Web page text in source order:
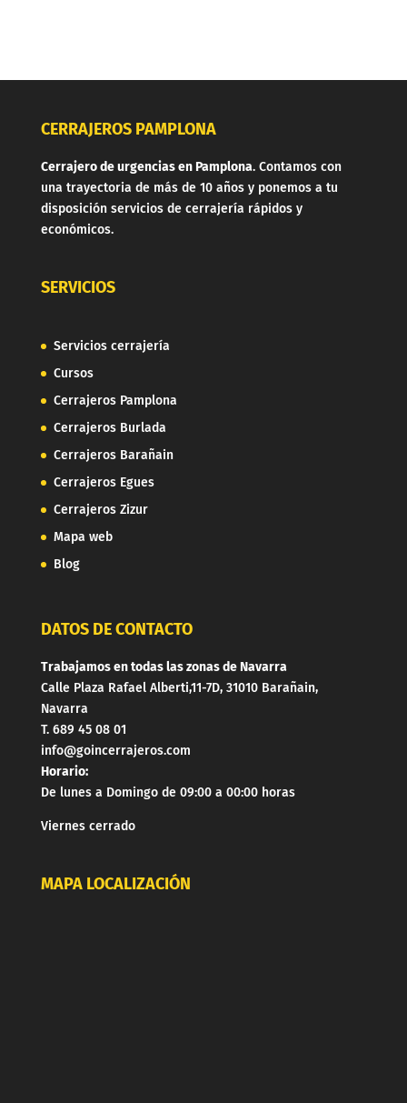
CERRAJEROS PAMPLONA
Cerrajero de urgencias en Pamplona. Contamos con
una trayectoria de más de 10 años y ponemos a tu
disposición servicios de cerrajería rápidos y
económicos.
SERVICIOS
Servicios cerrajería
Cursos
Cerrajeros Pamplona
Cerrajeros Burlada
Cerrajeros Barañain
Cerrajeros Egues
Cerrajeros Zizur
Mapa web
Blog
DATOS DE CONTACTO
Trabajamos en todas las zonas de Navarra
Calle Plaza Rafael Alberti,11-7D, 31010 Barañain,
Navarra
T. 689 45 08 01
info@goincerrajeros.com
Horario:
De lunes a Domingo de 09:00 a 00:00 horas
Viernes cerrado
MAPA LOCALIZACIÓN